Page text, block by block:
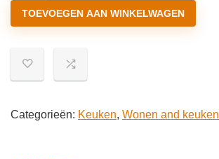
BB6140PTHD
Paar
TOEVOEGEN AAN WINKELWAGEN
Categorieën: Keuken, Wonen and keuken